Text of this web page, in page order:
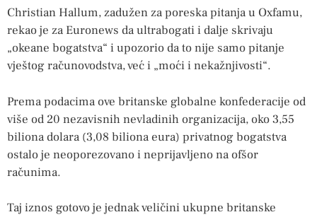
Christian Hallum, zadužen za poreska pitanja u Oxfamu,
rekao je za Euronews da ultrabogati i dalje skrivaju
„okeane bogatstva“ i upozorio da to nije samo pitanje
vještog računovodstva, već i „moći i nekažnjivosti“.
Prema podacima ove britanske globalne konfederacije od
više od 20 nezavisnih nevladinih organizacija, oko 3,55
biliona dolara (3,08 biliona eura) privatnog bogatstva
ostalo je neoporezovano i neprijavljeno na ofšor
računima.
Taj iznos gotovo je jednak veličini ukupne britanske